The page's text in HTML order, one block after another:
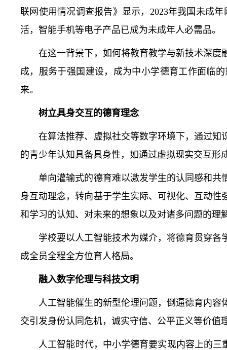
联网使用情况调查报告》显示，2023年我国未成
活，智能手机等电子产品已成为未成年人必需品。
在这一背景下，如何将教育教学与新技术深度
成，服务于强国建设，成为中小学德育工作面临
来。
树立具身交互的德育理念
在算法推荐、虚拟社交等数字环境下，通过知
的青少年认知具备具身性，如通过虚拟现实交互
单向灌输式的德育难以激发学生的认同感和共
身互动理念，转向基于学生实际、可视化、互动
和学习的认知、对未来的想象以及对诸多问题的
学校要以人工智能技术为媒介，将德育贯穿各
成全员全程全方位育人格局。
融入数字伦理与科技文明
人工智能催生的新型伦理问题，倒逼德育内容
交引发身份认同危机，诚实守信、公平正义等价
人工智能时代，中小学德育要实现内容上的三